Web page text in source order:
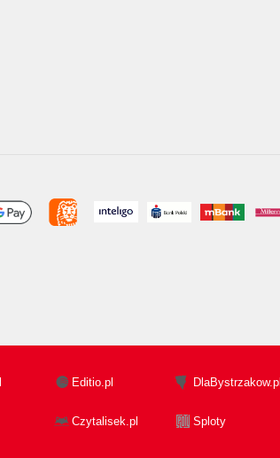
Editio.pl DlaBystrzakow.pl
Czytalisek.pl Sploty